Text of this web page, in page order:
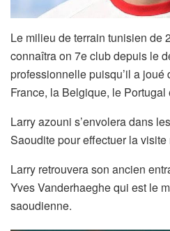
Le milieu de terrain tunisien de
connaîtra on 7e club depuis le
professionnelle puisqu’il a
France, la Belgique, le Portugal
Larry azouni s’envolera dans
Saoudite pour effectuer la
Larry retrouvera son ancien
Yves Vanderhaeghe qui est le
saoudienne.